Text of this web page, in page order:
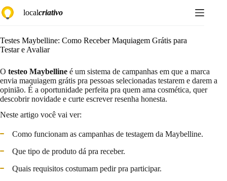
para
localcriativo
Testes Maybelline: Como Receber Maquiagem Grátis para
Testar e Avaliar
O testeo Maybelline é um sistema de campanhas em que a marca
envia maquiagem grátis pra pessoas selecionadas testarem e darem a
opinião. É a oportunidade perfeita pra quem ama cosmética, quer
descobrir novidade e curte escrever resenha honesta.
Neste artigo você vai ver:
Como funcionam as campanhas de testagem da Maybelline.
Que tipo de produto dá pra receber.
Quais requisitos costumam pedir pra participar.